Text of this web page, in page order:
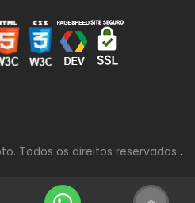
Todos os direitos reservados .